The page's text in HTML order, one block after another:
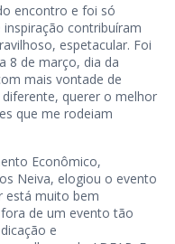
encontro e foi só
inspiração contribuíram
espetacular. Foi
8 de março, dia da
mais vontade de
querer o melhor
que me rodeiam
Econômico,
Neiva, elogiou o evento
está muito bem
de um evento tão
e